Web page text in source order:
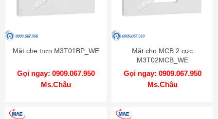
Mặt che trơn M3T01BP_WE
Gọi ngay: 0909.067.950
Ms.Châu
Mặt cho MCB 2 cực
M3T02MCB_WE
Gọi ngay: 0909.067.950
Ms.Châu